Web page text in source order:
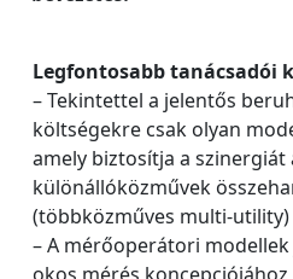
Legfontosabb tanácsadói
– Tekintettel a jelentős
költségekre csak olyan
amely biztosítja a szinergiát
különállóközművek
(többközműves multi-
– A mérőoperátori